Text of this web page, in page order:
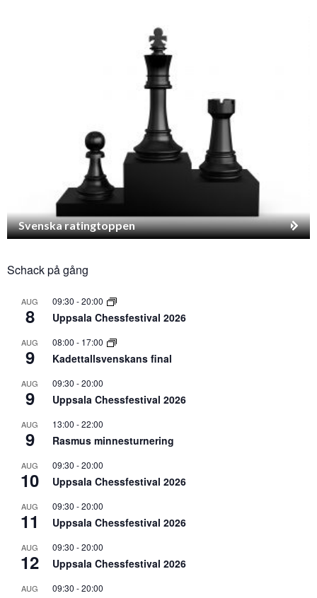
Svenska ratingtoppen
Schack på gång
AUG
8
09:30 -20:00
Uppsala Chessfestival 2026
AUG
9
08:00 - 17:00
Kadettallsvenskans final
AUG
9
09:30 -20:00
Uppsala Chessfestival 2026
AUG
9
13:00 -22:00
Rasmus minnesturnering
AUG
10
09:30 -20:00
Uppsala Chessfestival 2026
AUG
11
09:30 -20:00
Uppsala Chessfestival 2026
AUG
12
09:30 -20:00
Uppsala Chessfestival 2026
AUG 09:30 -20:00